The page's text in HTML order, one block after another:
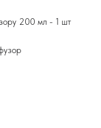
200 мл - 1 шт